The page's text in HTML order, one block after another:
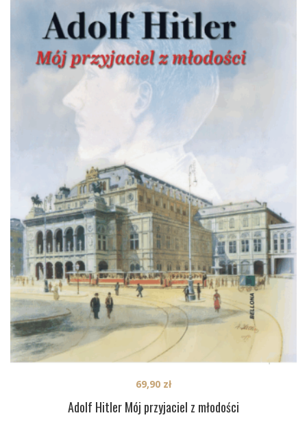
Adolf Hitler Mój przyjaciel z młodości
69,90 zł